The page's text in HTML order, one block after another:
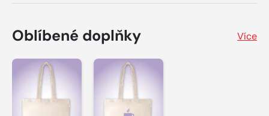
Oblíbené doplňky Více